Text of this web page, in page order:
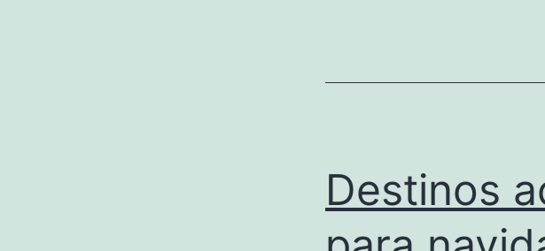
Destinos